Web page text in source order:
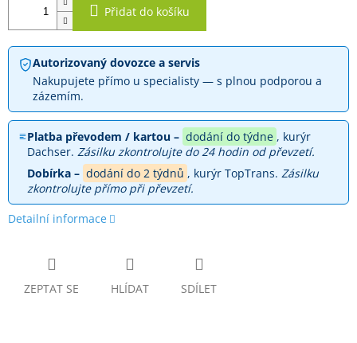
Přidat do košíku
Autorizovaný dovozce a servis
Nakupujete přímo u specialisty — s plnou podporou a
zázemím.
Platba převodem / kartou – dodání do týdne , kurýr
Dachser. Zásilku zkontrolujte do 24 hodin od převzetí.
Dobírka – dodání do 2 týdnů , kurýr TopTrans. Zásilku
zkontrolujte přímo při převzetí.
Detailní informace
ZEPTAT SE HLÍDAT SDÍLET